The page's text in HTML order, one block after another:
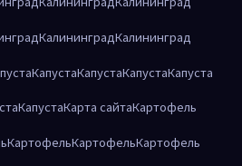
КалининградКалининград
КапустаКапустаКапустаКапуста
КапустаКарта сайтаКартофель
КартофельКартофельКартофель